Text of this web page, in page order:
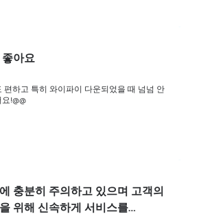
아요
편하고 특히 와이파이 다운되었을 때 넘넘 안
!@@
충분히 주의하고 있으며 고객의
위해 신속하게 서비스를…